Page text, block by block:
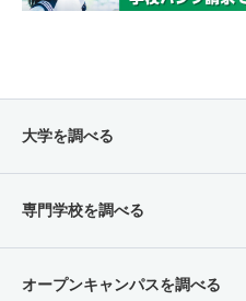
大学を調べる
専門学校を調べる
オープンキャンパスを調べる